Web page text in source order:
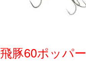
飛豚60ポッパー